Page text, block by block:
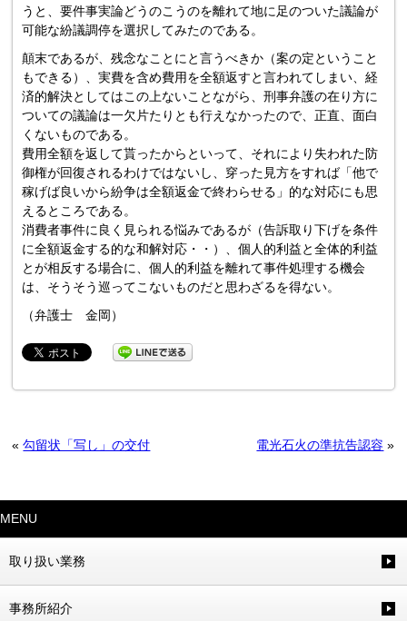
うと、要件事実論どうのこうのを離れて地に足のついた議論が
可能な紛議調停を選択してみたのである。
顛末であるが、残念なことにと言うべきか（案の定ということ
もできる）、実費を含め費用を全額返すと言われてしまい、経
済的解決としてはこの上ないことながら、刑事弁護の在り方に
ついての議論は一欠片たりとも行えなかったので、正直、面白
くないものである。
費用全額を返して貰ったからといって、それにより失われた防
御権が回復されるわけではないし、穿った見方をすれば「他で
稼げば良いから紛争は全額返金で終わらせる」的な対応にも思
えるところである。
消費者事件に良く見られる悩みであるが（告訴取り下げを条件
に全額返金する的な和解対応・・）、個人的利益と全体的利益
とが相反する場合に、個人的利益を離れて事件処理する機会
は、そうそう巡ってこないものだと思わざるを得ない。
（弁護士 金岡）
«勾留状「写し」の交付 電光石火の準抗告認容 »
MENU
取り扱い業務
事務所紹介